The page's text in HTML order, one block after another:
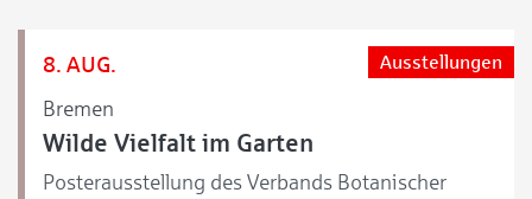
8. AUG.
Bremen
Ausstellungen
Wilde Vielfalt im Garten
Posterausstellung des Verbands Botanischer